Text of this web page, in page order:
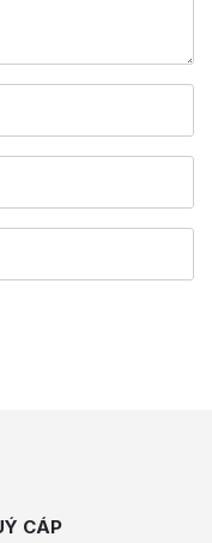
CÁP